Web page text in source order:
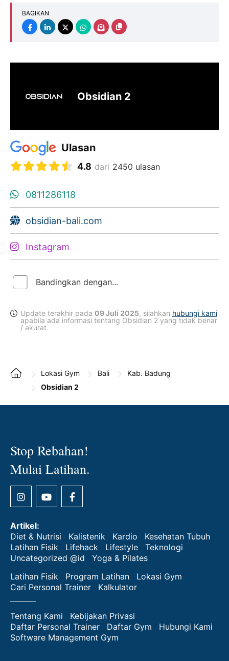
BAGIKAN
Obsidian 2
Ulasan
4.8 dari 2450 ulasan
0811286118
obsidian-bali.com
Instagram
Bandingkan dengan...
Update terakhir pada 09 Juli 2025, silahkan hubungi kami
apabila ada informasi tentang Obsidian 2 yang tidak benar
/ akurat.
Lokasi Gym Bali
Kab. Badung
Obsidian 2
Stop Rebahan!
Mulai Latihan.
Artikel:
Diet & Nutrisi
Kalistenik Kardio
Kesehatan Tubuh
Latihan Fisik
Lifehack Lifestyle
Teknologi
Uncategorized @id
Yoga & Pilates
Latihan Fisik
Program Latihan
Lokasi Gym
Cari Personal Trainer
Kalkulator
Tentang Kami
Kebijakan Privasi
Daftar Personal Trainer
Daftar Gym
Hubungi Kami
Software Management Gym